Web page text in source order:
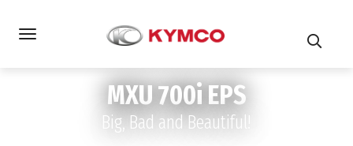
MXU 700i EPS
Big, Bad and Beautiful!